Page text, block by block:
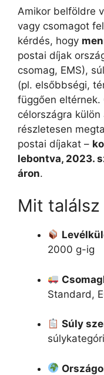
Amikor belföldre
vagy csomagot
kérdés, hogy
postai díjak
csomag, EMS),
(pl. elsőbbségi,
függően eltérnek.
célországra
részletesen
postai díjakat –
lebontva, 2023.
áron.
Mit találsz
2000 g-ig
Standard,
Súly